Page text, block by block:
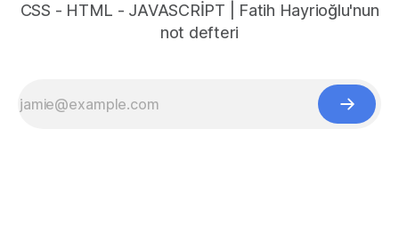
CSS - HTML - JAVASCRİPT | Fatih Hayrioğlu'nun
not defteri